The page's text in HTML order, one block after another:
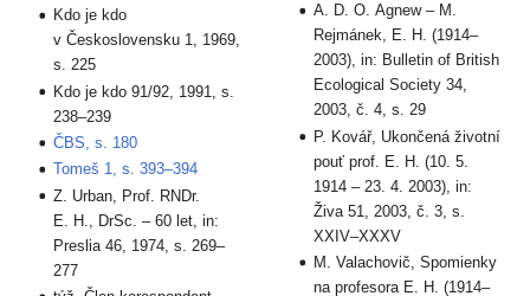
Kdo je kdo
v Československu 1, 1969,
s. 225
Kdo je kdo 91/92, 1991, s.
238–239
ČBS, s. 180
Tomeš 1, s. 393–394
Z. Urban, Prof. RNDr.
E. H., DrSc. – 60 let, in:
Preslia 46, 1974, s. 269–
277
A. D. O. Agnew – M.
Rejmánek, E. H. (1914–
2003), in: Bulletin of British
Ecological Society 34,
2003, č. 4, s. 29
P. Kovář, Ukončená životní
pouť prof. E. H. (10. 5.
1914 – 23. 4. 2003), in:
Živa 51, 2003, č. 3, s.
XXIV–XXXV
M. Valachovič, Spomienky
na profesora E. H. (1914–